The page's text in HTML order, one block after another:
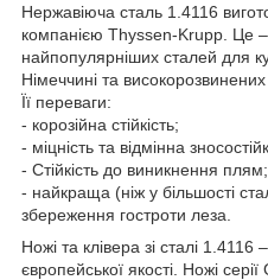
Нержавіюча сталь 1.4116
компанією Thyssen-Krupp. Це
найпопулярніших сталей для
Німеччині та високорозвинених
Її переваги:
- корозійна стійкість;
- міцність та відмінна
- Стійкість до виникнення плям;
- найкраща (ніж у більшості
збереження гостроти леза.
Ножі та клівера зі сталі
європейської якості. Ножі